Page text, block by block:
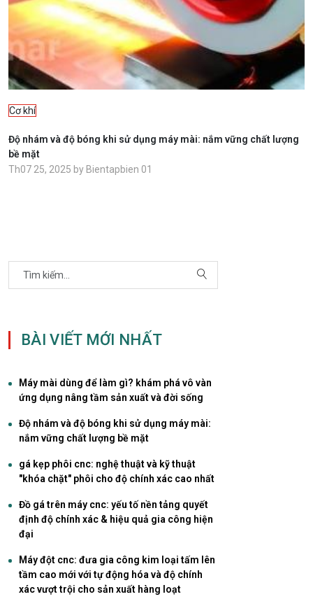
Cơ khí
Độ nhám và độ bóng khi sử dụng máy mài: nắm vững chất lượng
bề mặt
Th07 25, 2025 by Bientapbien 01
BÀI VIẾT MỚI NHẤT
Máy mài dùng để làm gì? khám phá vô vàn
ứng dụng nâng tầm sản xuất và đời sống
Độ nhám và độ bóng khi sử dụng máy mài:
nắm vững chất lượng bề mặt
gá kẹp phôi cnc: nghệ thuật và kỹ thuật
"khóa chặt" phôi cho độ chính xác cao nhất
Đồ gá trên máy cnc: yếu tố nền tảng quyết
định độ chính xác & hiệu quả gia công hiện
đại
Máy đột cnc: đưa gia công kim loại tấm lên
tầm cao mới với tự động hóa và độ chính
xác vượt trội cho sản xuất hàng loạt